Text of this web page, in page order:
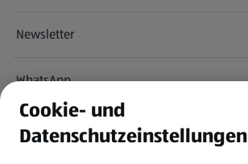
Newsletter
WhatsApp
Über ALDI SÜD
Cookie- und
Datenschutzeinstellungen